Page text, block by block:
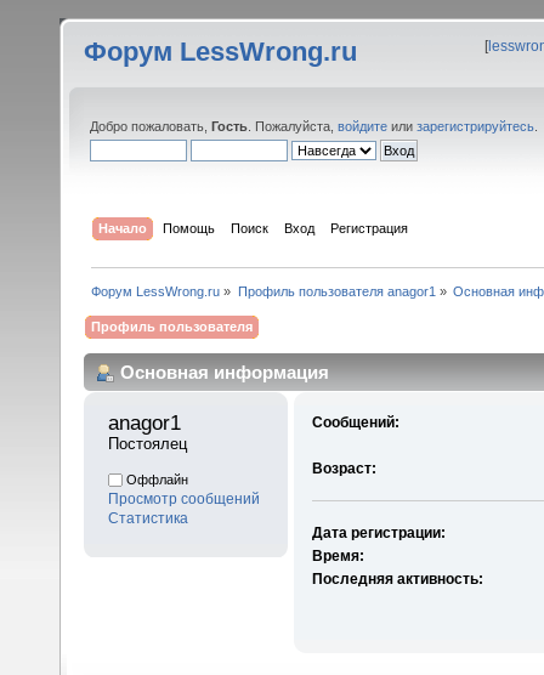
Форум LessWrong.ru [
Добро пожаловать, Гость . Пожалуйста, войдите или зарегистрируйтесь
Начало Помощь Поиск Вход Регистрация
Форум LessWrong.ru » Профиль пользователя anagor1 » Основная
Профиль пользователя
Основная информация
anagor1
Постоялец
Оффлайн
Просмотр сообщений
Статистика
Сообщений:
Возраст:
Дата регистрации:
Время:
Последняя активность: